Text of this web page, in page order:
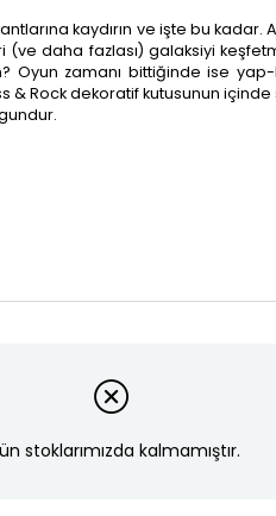
kaydırın ve işte bu kadar.
(ve daha fazlası) galaksiyi
Oyun zamanı bittiğinde ise
& Rock dekoratif kutusunun içinde
stoklarımızda kalmamıştır.